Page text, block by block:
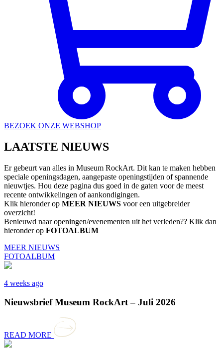
BEZOEK ONZE WEBSHOP
LAATSTE NIEUWS
Er gebeurt van alles in Museum RockArt. Dit kan te maken hebben
speciale openingsdagen, aangepaste openingstijden of spannende
nieuwtjes. Hou deze pagina dus goed in de gaten voor de meest
recente ontwikkelingen of aankondigingen.
Klik hieronder op MEER NIEUWS voor een uitgebreider
overzicht!
Benieuwd naar openingen/evenementen uit het verleden?? Klik dan
hieronder op FOTOALBUM
MEER NIEUWS
FOTOALBUM
4 weeks ago
Nieuwsbrief Museum RockArt – Juli 2026
READ MORE